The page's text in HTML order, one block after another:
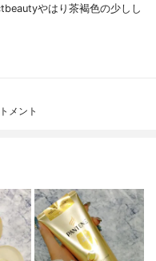
やはり茶褐色の少しし
メント